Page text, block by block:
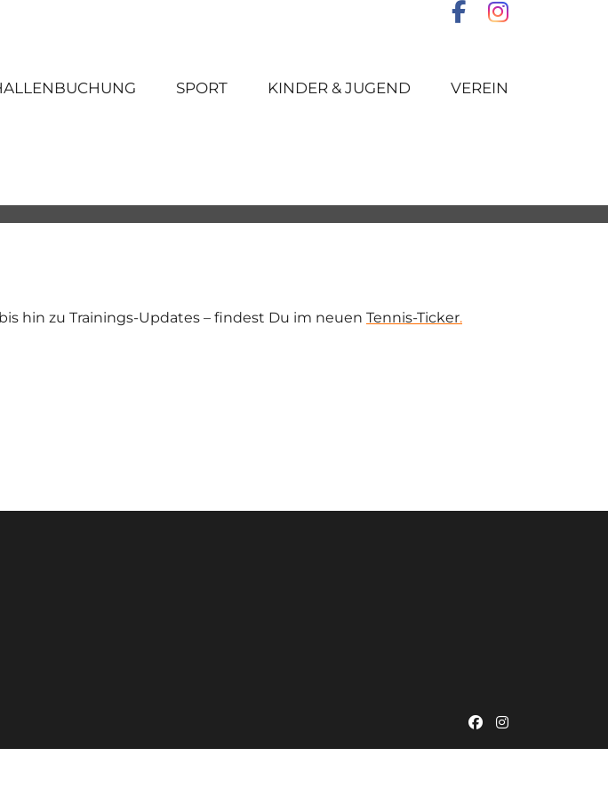
SPORT KINDER & JUGEND VEREIN
hin zu Trainings-Updates – findest Du im neuen Tennis-Ticker.